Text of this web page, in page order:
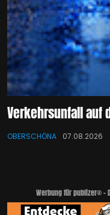
Verkehrsunfall auf
OBERSCHÖNA 07.08.2026
Werbung für publizer® -